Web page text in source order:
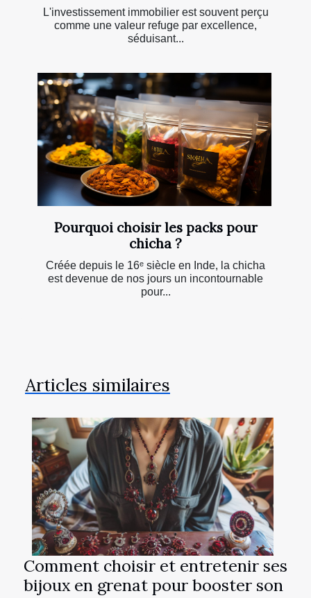
L'investissement immobilier est souvent perçu
comme une valeur refuge par excellence,
séduisant...
Pourquoi choisir les packs pour
chicha ?
Créée depuis le 16ᵉ siècle en Inde, la chicha
est devenue de nos jours un incontournable
pour...
Articles similaires
Comment choisir et entretenir ses
bijoux en grenat pour booster son